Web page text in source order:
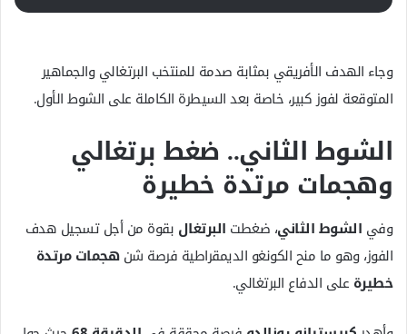
وجاء الهدف الأفريقي بمثابة صدمة للمنتخب البرتغالي والجماهير
المتوقعة لفوز كبير، خاصة بعد السيطرة الكاملة على الشوط الأول.
الشوط الثاني.. ضغط برتغالي
وهجمات مرتدة خطيرة
وفي الشوط الثاني، ضغطت البرتغال بقوة من أجل تسجيل هدف
الفوز، وهو ما منح الكونغو الديمقراطية فرصة شنهجمات مرتدة
خطيرة على الدفاع البرتغالي.